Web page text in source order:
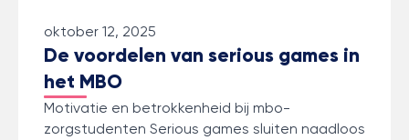
oktober 12, 2025
De voordelen van serious games in
het MBO
Motivatie en betrokkenheid bij mbo-
zorgstudenten Serious games sluiten naadloos